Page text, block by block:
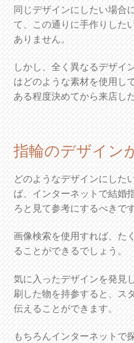
同じデザインにしたい場合
て、この通りに手作りした
ありません。
しかし、全く異なるデザイ
はどのような素材を使用し
ある程度決めてから来店し
指輪のデザイン
どのようなデザインにした
ば、インターネットで結婚
ろと見て参考にするべきで
画像検索を使用すれば、た
ることができるでしょう。
気に入ったデザインを発見
刷した物を持参すると、ス
伝えることができます。
もちろんインターネットで